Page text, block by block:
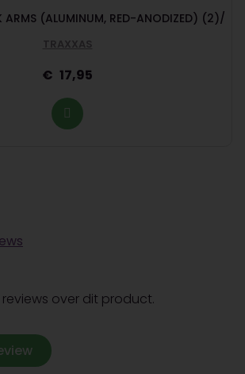
ARMS (ALUMINUM, RED-ANODIZED) (2)/
TRAXXAS
17,95
reviews over dit product.